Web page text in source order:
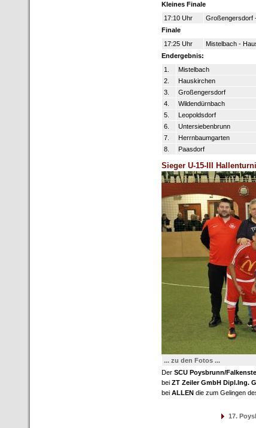
Kleines Finale
17:10 Uhr
Großengersdorf
Finale
17:25 Uhr
Mistelbach -
Endergebnis:
1.
Mistelbach
2.
Hauskirchen
3.
Großengersdorf
4.
Wildendürnbach
5.
Leopoldsdorf
6.
Untersiebenbrunn
7.
Herrnbaumgarten
8.
Paasdorf
Sieger U-15-III
... zu den Fotos ...
Der SCU Poysbrunn/
bei ZT Zeiler GmbH Dipl.Ing.
bei ALLEN die zum Gelingen
17.